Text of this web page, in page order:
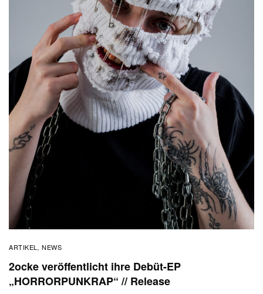
ARTIKEL , NEWS
2ocke veröffentlicht ihre Debüt-EP
„HORRORPUNKRAP“ // Release